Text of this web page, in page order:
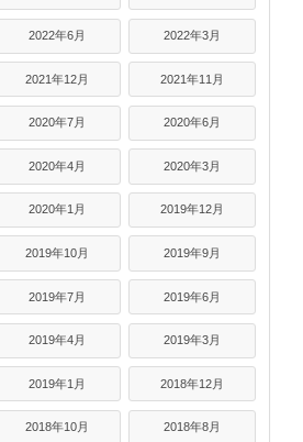
2022年6月 2022年3月
2021年12月 2021年11月
2020年7月 2020年6月
2020年4月 2020年3月
2020年1月 2019年12月
2019年10月 2019年9月
2019年7月 2019年6月
2019年4月 2019年3月
2019年1月 2018年12月
2018年10月 2018年8月